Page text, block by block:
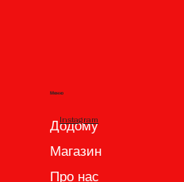
Меню
Додому
Магазин
Про нас
Instagram